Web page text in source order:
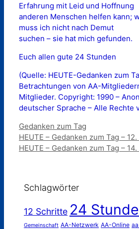
Erfahrung mit Leid und Hoffnung
anderen Menschen helfen kann;
muss ich nicht nach Demut
suchen – sie hat mich gefunden.
Euch allen gute 24 Stunden
(Quelle: HEUTE-Gedanken zum
Betrachtungen von AA-
Mitglieder. Copyright: 1990 –
deutscher Sprache – Alle Rechte
Kategorien
Gedanken zum Tag
HEUTE – Gedanken zum Tag –
HEUTE – Gedanken zum Tag –
Schlagwörter
12 Schritte 24
Gemeinschaft AA-Netzwerk AA-Online